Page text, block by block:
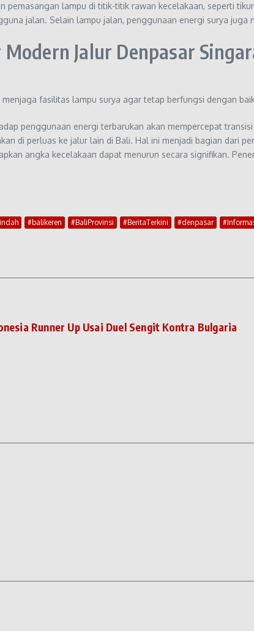
pemasangan lampu di titik-titik rawan kecelakaan, seperti
jalan. Selain lampu jalan, penggunaan energi surya
Jalur Denpasar
fasilitas lampu surya agar tetap berfungsi dengan
penggunaan energi terbarukan akan mempercepat
di perluas ke jalur lain di Bali. Hal ini menjadi bagian dari
angka kecelakaan dapat menurun secara signifikan.
#balikeren #BaliProvinsi #BeritaTerkini #denpasar
Runner Up Usai Duel Sengit Kontra Bulgaria